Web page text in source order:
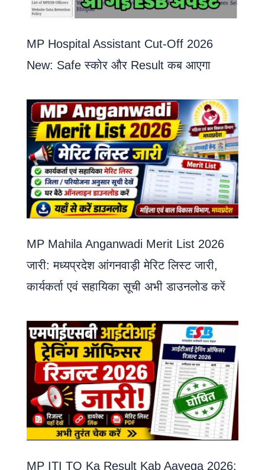
MP Hospital Assistant Cut-Off 2026
New: Safe स्कोर और Result कब आएगा
MP Mahila Anganwadi Merit List 2026
जारी: मध्यप्रदेश आंगनवाड़ी मेरिट लिस्ट जारी,
कार्यकर्ता एवं सहायिका सूची अभी डाउनलोड करें
MP ITI TO Ka Result Kab Aayega 2026: